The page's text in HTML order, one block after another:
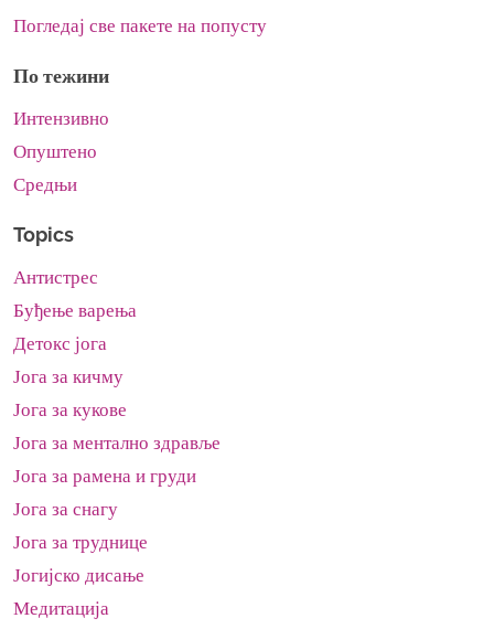
Погледај све пакете на попусту
По тежини
Интензивно
Опуштено
Средњи
Topics
Антистрес
Буђење варења
Детокс јога
Јога за кичму
Јога за кукове
Јога за ментално здравље
Јога за рамена и груди
Јога за снагу
Јога за труднице
Јогијско дисање
Медитација